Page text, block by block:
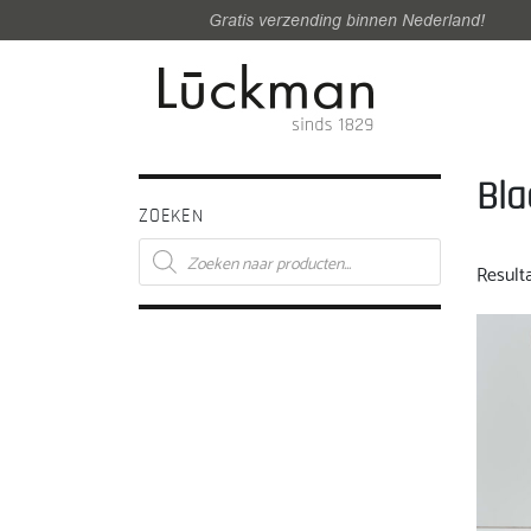
Gratis verzending binnen Nederland!
ZOEKEN
Producten
zoeken